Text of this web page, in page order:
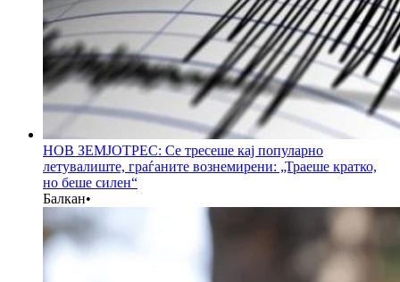
НОВ ЗЕМЈОТРЕС: Се тресеше кај популарно
летувалиште, граѓаните вознемирени: „Траеше кратко,
но беше силен“
Балкан•